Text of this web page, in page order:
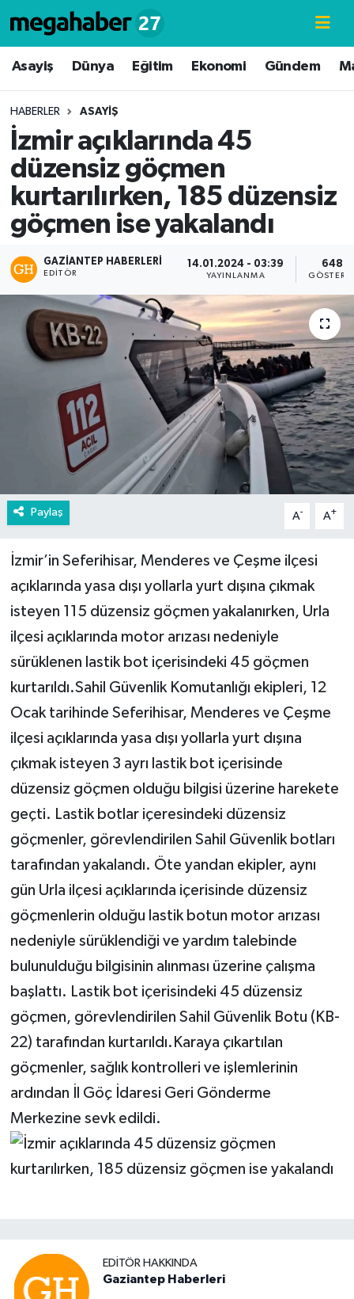
Asayiş Dünya Eğitim Ekonomi Gündem
HABERLER ASAYIŞ
İzmir açıklarında 45
düzensiz göçmen
kurtarılırken, 185 düzensiz
göçmen ise yakalandı
GAZIANTEP HABERLERI
EDITÖR
14.01.2024 - 03:39
YAYINLANMA
648
Paylaş A- A+
İzmir’in Seferihisar, Menderes ve Çeşme ilçesi
açıklarında yasa dışı yollarla yurt dışına çıkmak
isteyen 115 düzensiz göçmen yakalanırken, Urla
ilçesi açıklarında motor arızası nedeniyle
sürüklenen lastik bot içerisindeki 45 göçmen
kurtarıldı.Sahil Güvenlik Komutanlığı ekipleri, 12
Ocak tarihinde Seferihisar, Menderes ve Çeşme
ilçesi açıklarında yasa dışı yollarla yurt dışına
çıkmak isteyen 3 ayrı lastik bot içerisinde
düzensiz göçmen olduğu bilgisi üzerine harekete
geçti. Lastik botlar içeresindeki düzensiz
göçmenler, görevlendirilen Sahil Güvenlik botları
tarafından yakalandı. Öte yandan ekipler, aynı
gün Urla ilçesi açıklarında içerisinde düzensiz
göçmenlerin olduğu lastik botun motor arızası
nedeniyle sürüklendiği ve yardım talebinde
bulunulduğu bilgisinin alınması üzerine çalışma
başlattı. Lastik bot içerisindeki 45 düzensiz
göçmen, görevlendirilen Sahil Güvenlik Botu (KB-
22) tarafından kurtarıldı.Karaya çıkartılan
göçmenler, sağlık kontrolleri ve işlemlerinin
ardından İl Göç İdaresi Geri Gönderme
Merkezine sevk edildi.
EDITÖR HAKKINDA
Gaziantep Haberleri
Hava Durumu
Süper Lig Puan Durumu ve Fikstür
Tüm Manşetler
Son Dakika Haberleri
Haber Arşivi